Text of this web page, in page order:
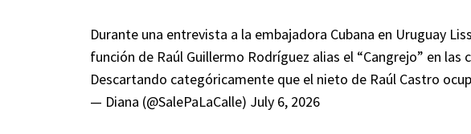
Durante una entrevista a la embajadora Cubana en Uruguay
función de Raúl Guillermo Rodríguez alias el “Cangrejo” en las
Descartando categóricamente que el nieto de Raúl Castro
— Diana (@SalePaLaCalle) July 6, 2026